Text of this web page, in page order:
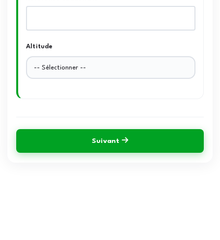
Altitude
Suivant